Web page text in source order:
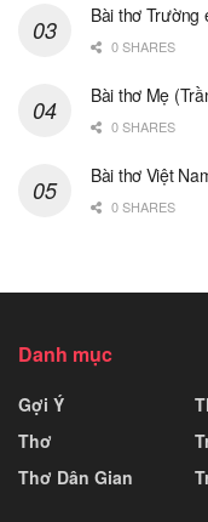
Bài thơ Trường
0 SHARES
Bài thơ Mẹ
0 SHARES
Bài thơ Việt
0 SHARES
Danh mục
Gợi Ý
Thơ
Thơ Dân Gian